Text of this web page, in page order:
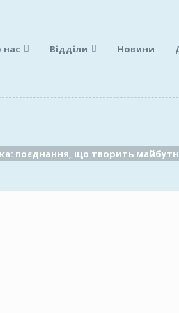
нас Відділи Новини
поєднання, що творить